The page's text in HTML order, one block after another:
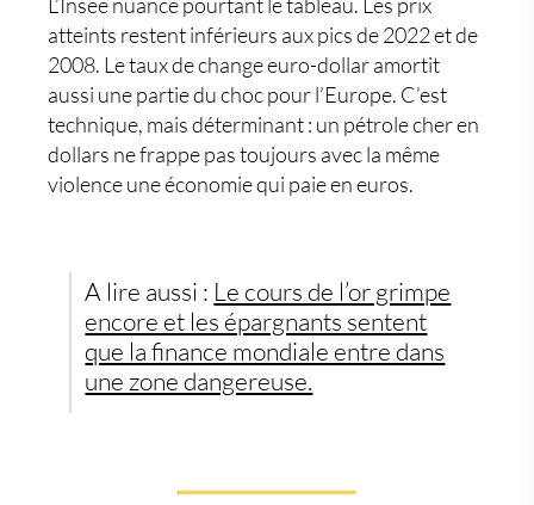
atteints restent inférieurs aux pics de 2022 et de
2008. Le taux de change euro-dollar amortit
aussi une partie du choc pour l’Europe. C’est
technique, mais déterminant : un pétrole cher en
dollars ne frappe pas toujours avec la même
violence une économie qui paie en euros.
A lire aussi : Le cours de l’or grimpe
encore et les épargnants sentent
que la finance mondiale entre dans
une zone dangereuse.